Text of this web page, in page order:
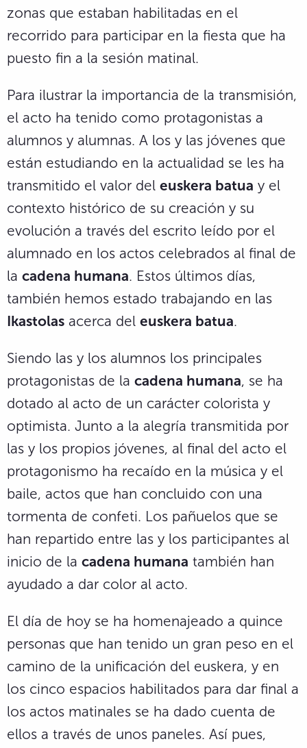
zonas que estaban habilitadas en el
recorrido para participar en la fiesta que ha
puesto fin a la sesión matinal.
Para ilustrar la importancia de la transmisión,
el acto ha tenido como protagonistas a
alumnos y alumnas. A los y las jóvenes que
están estudiando en la actualidad se les ha
transmitido el valor del euskera batua y el
contexto histórico de su creación y su
evolución a través del escrito leído por el
alumnado en los actos celebrados al final de
la cadena humana. Estos últimos días,
también hemos estado trabajando en las
Ikastolas acerca del euskera batua.
Siendo las y los alumnos los principales
protagonistas de la cadena humana, se ha
dotado al acto de un carácter colorista y
optimista. Junto a la alegría transmitida por
las y los propios jóvenes, al final del acto el
protagonismo ha recaído en la música y el
baile, actos que han concluido con una
tormenta de confeti. Los pañuelos que se
han repartido entre las y los participantes al
inicio de la cadena humana también han
ayudado a dar color al acto.
El día de hoy se ha homenajeado a quince
personas que han tenido un gran peso en el
camino de la unificación del euskera, y en
los cinco espacios habilitados para dar final a
los actos matinales se ha dado cuenta de
ellos a través de unos paneles. Así pues,